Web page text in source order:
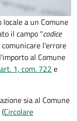
a un Comune
il campo "codice
l'errore
al Comune
1, com. 722 e
sia al Comune
Circolare